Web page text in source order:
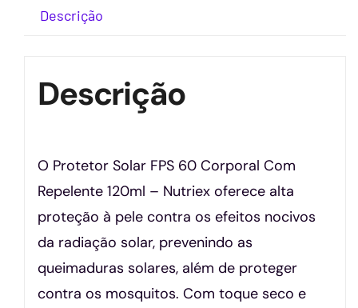
Descrição
Descrição
O Protetor Solar FPS 60 Corporal Com
Repelente 120ml – Nutriex oferece alta
proteção à pele contra os efeitos nocivos
da radiação solar, prevenindo as
queimaduras solares, além de proteger
contra os mosquitos. Com toque seco e